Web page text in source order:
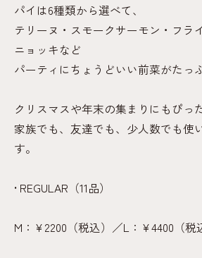
パイは6種類から選べて、
テリーヌ・スモークサーモン・フラ
ニョッキなど
パーティにちょうどいい前菜がたっ
クリスマスや年末の集まりにもぴっ
家族でも、友達でも、少人数でも使
す。
• REGULAR（11品）
M：¥2200（税込）／L：¥4400（税